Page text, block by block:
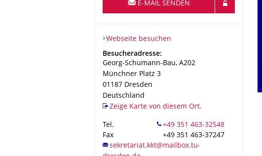
E-MAIL SENDEN
Webseite besuchen
Adresse
Besucheradresse:
Georg-Schumann-Bau, A202
Münchner Platz 3
01187 Dresden
Deutschland
Zeige Karte von diesem Ort.
Tel.
Fax
+49 351 463-37247